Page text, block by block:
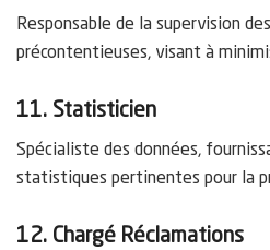
Responsable de la supervision
précontentieuses, visant à
11. Statisticien
Spécialiste des données,
statistiques pertinentes pour la
12. Chargé Réclamations